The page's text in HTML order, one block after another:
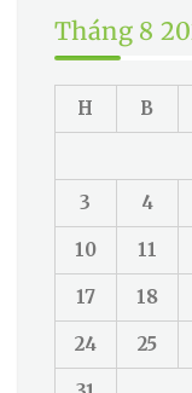
Tháng 8
H B
3 4
10 11
17 18
24 25